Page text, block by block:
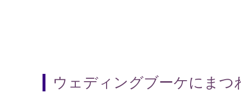
ウェディングブーケにまつ